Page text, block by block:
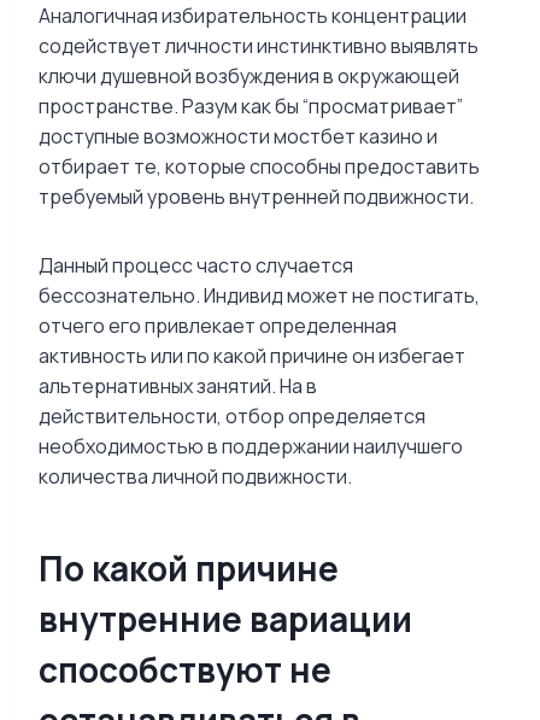
Аналогичная избирательность концентрации
содействует личности инстинктивно выявлять
ключи душевной возбуждения в окружающей
пространстве. Разум как бы “просматривает”
доступные возможности мостбет казино и
отбирает те, которые способны предоставить
требуемый уровень внутренней подвижности.
Данный процесс часто случается
бессознательно. Индивид может не постигать,
отчего его привлекает определенная
активность или по какой причине он избегает
альтернативных занятий. На в
действительности, отбор определяется
необходимостью в поддержании наилучшего
количества личной подвижности.
По какой причине
внутренние вариации
способствуют не